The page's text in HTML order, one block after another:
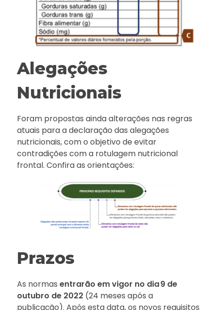
Alegações
Nutricionais
Foram propostas ainda alterações nas regras
atuais para a declaração das alegações
nutricionais, com o objetivo de evitar
contradições com a rotulagem nutricional
frontal. Confira as orientações:
Prazos
As normas entrarão em vigor no dia 9 de
outubro de 2022 (24 meses após a
publicação). Após esta data, os novos requisitos